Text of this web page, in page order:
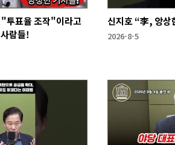
투표율 조작"이라고
람들!
신지호 “李, 앙상
2026-8-5